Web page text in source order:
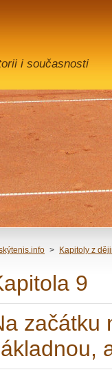
i současnosti
> Kapitoly z
9
začátku